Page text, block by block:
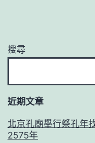
搜尋
近期文章
北京孔廟舉行祭孔年
2575年